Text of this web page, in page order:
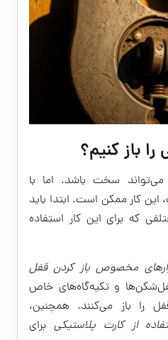
باز کنیم؟
سخت باشد. اما با
کار ممکن است. ابتدا باید
که برای این کار استفاده
مخصوص باز کردن قفل
و تکیه‌گاه‌های خاص
را باز می‌کنند. همچنین،
از کارت پلاستیکی برای